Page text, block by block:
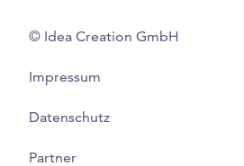
© Idea Creation GmbH
Impressum
Datenschutz
Partner